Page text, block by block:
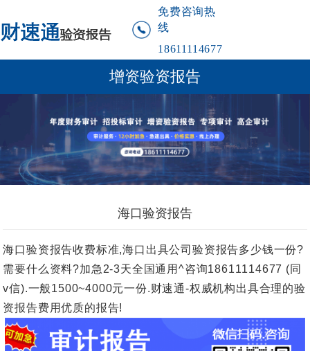
免费咨询热
线
18611114677
增资验资报告
海口验资报告
海口验资报告收费标准,海口出具公司验资报告多少钱一份?
需要什么资料?加急2-3天全国通用^咨询18611114677 (同
v信).一般1500~4000元一份.财速通-权威机构出具合理的验
资报告费用优质的报告!